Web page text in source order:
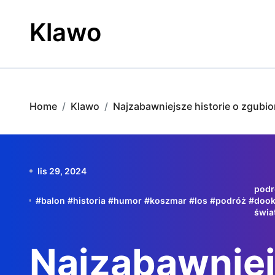
contentKlawo
Home Klawo Najzabawniejsze historie o
lis 29, 2024
#balon #historia #humor #koszmar #los #podróż #